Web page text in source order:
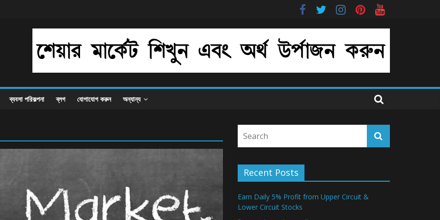
ব্যবসা পরিকল্পনা ব্লগ যোগাযোগ করুন অন্যান্য
Recent Posts
Earn Daily 5% Profit from Upper Circuit &
Lower Circuit Stocks